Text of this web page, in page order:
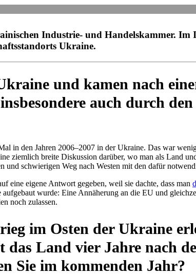
Indus­trie- und Han­dels­kam­mer.
Ukraine.
und kamen nach
auch durch
in den Jahren 2006–2007 in der Ukraine. Das war
ziem­lich breite Dis­kus­sion darüber, wo man als Land
schwie­ri­gen Weg nach Westen mit den dafür
eine eigene Antwort gegeben, weil sie dachte, dass man
wurde: Eine Annä­he­rung an die EU und
noch zulassen.
im Osten der Ukraine
das Land vier Jahre nach
Sie im kom­men­den Jahr?